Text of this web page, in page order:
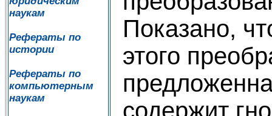
наукам
Рефераты по
истории
Рефераты по
компьютерным
наукам
Показано,
этого
содержит